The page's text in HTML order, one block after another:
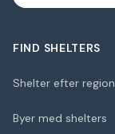
FIND SHELTERS
Shelter efter region
Byer med shelters